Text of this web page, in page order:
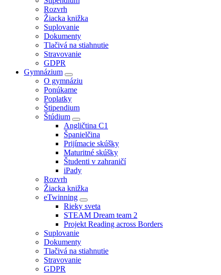
Rozvrh
Žiacka knižka
Suplovanie
Dokumenty
Tlačivá na stiahnutie
Stravovanie
GDPR
Gymnázium
O gymnáziu
Ponúkame
Poplatky
Štipendium
Štúdium
Angličtina C1
Španielčina
Prijímacie skúšky
Maturitné skúšky
Študenti v zahraničí
iPady
Rozvrh
Žiacka knižka
eTwinning
Rieky sveta
STEAM Dream team 2
Projekt Reading across Borders
Suplovanie
Dokumenty
Tlačivá na stiahnutie
Stravovanie
GDPR